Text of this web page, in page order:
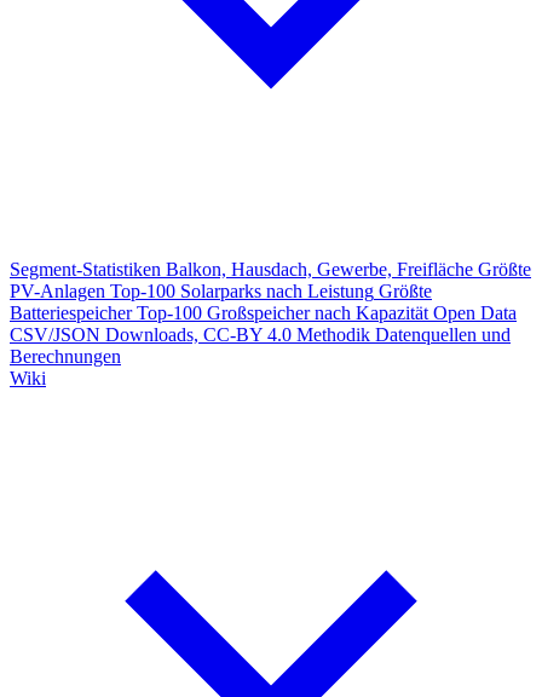
Segment-Statistiken Balkon, Hausdach, Gewerbe, Freifläche Größte
PV-Anlagen Top-100 Solarparks nach Leistung Größte
Batteriespeicher Top-100 Großspeicher nach Kapazität Open Data
CSV/JSON Downloads, CC-BY 4.0 Methodik Datenquellen und
Berechnungen
Wiki